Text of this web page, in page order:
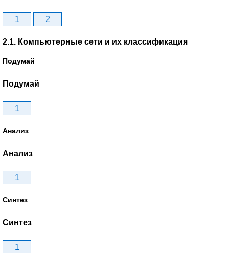
1 2
2.1. Компьютерные сети и их классификация
Подумай
Подумай
1
Анализ
Анализ
1
Синтез
Синтез
1